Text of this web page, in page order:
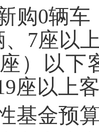
购0辆车
、7座以
座）以下
座以上
基金预